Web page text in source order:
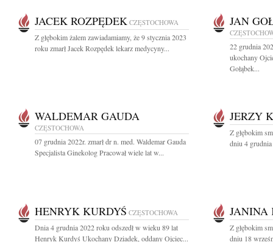
JACEK ROZPĘDEK CZĘSTOCHOWA
Z głębokim żalem zawiadamiamy, że 9 stycznia 2023
roku zmarł Jacek Rozpędek lekarz medycyny...
JAN
22 grudnia
ukochany
Gołąbek...
WALDEMAR GAUDA
CZĘSTOCHOWA
07 grudnia 2022r. zmarł dr n. med. Waldemar Gauda
Specjalista Ginekolog Pracował wiele lat w...
JERZY
Z głębokim
dniu 4
HENRYK KURDYŚ CZĘSTOCHOWA
Dnia 4 grudnia 2022 roku odszedł w wieku 89 lat
Henryk Kurdyś Ukochany Dziadek, oddany Ojciec...
JANINA
Z głębokim
dniu 18